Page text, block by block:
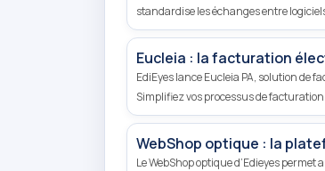
standardise les échanges entre
Eucleia : la facturation
EdiEyes lance Eucleia PA, solution de
Simplifiez vos processus de
WebShop optique : la
Le WebShop optique d’Edieyes